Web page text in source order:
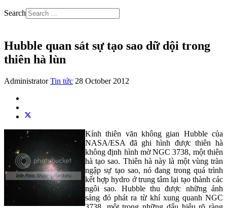
Search
Hubble quan sát sự tạo sao dữ dội trong
thiên hà lùn
Administrator Tin tức 28 October 2012
Kính thiên văn không gian Hubble của
NASA/ESA đã ghi hình được thiên hà
không định hình mờ NGC 3738, một thiên
hà tạo sao. Thiên hà này là một vùng tràn
ngập sự tạo sao, nó đang trong quá trình
kết hợp hydro ở trung tâm lại tạo thành các
ngôi sao. Hubble thu được những ánh
sáng đỏ phát ra từ khí xung quanh NGC